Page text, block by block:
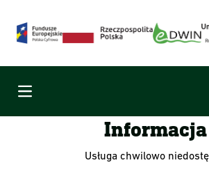
Menu
Informacja
Usługa chwilowo